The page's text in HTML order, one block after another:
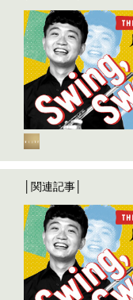
│関連記事│